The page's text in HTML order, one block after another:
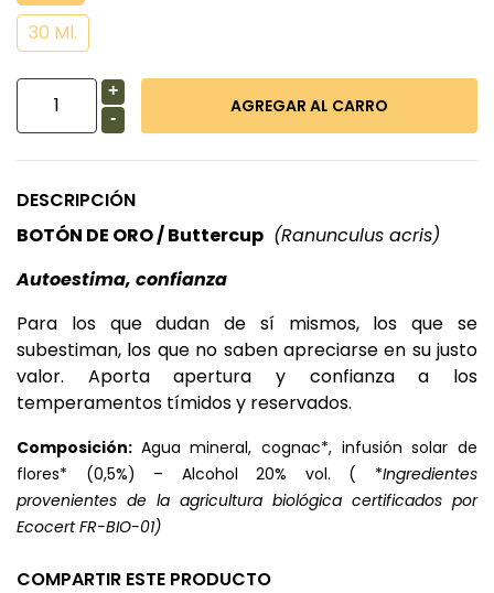
30 Ml.
+
-
DESCRIPCIÓN
BOTÓN DE ORO / Buttercup (Ranunculus acris)
Autoestima, confianza
Para los que dudan de sí mismos, los que se
subestiman, los que no saben apreciarse en su justo
valor. Aporta apertura y confianza a los
temperamentos tímidos y reservados.
Composición: Agua mineral, cognac*, infusión solar de
flores* (0,5%) – Alcohol 20% vol. ( *Ingredientes
provenientes de la agricultura biológica certificados por
Ecocert FR-BIO-01)
COMPARTIR ESTE PRODUCTO